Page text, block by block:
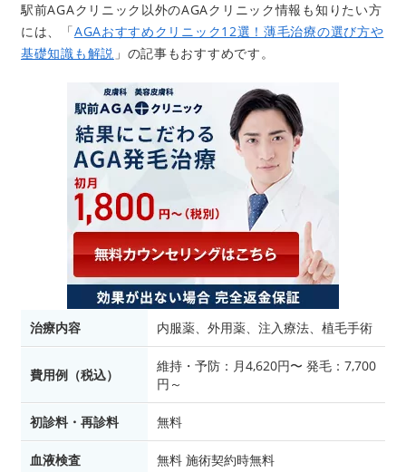
駅前AGAクリニック以外のAGAクリニック情報も知りたい方
には、「AGAおすすめクリニック12選！薄毛治療の選び方や
基礎知識も解説 」の記事もおすすめです。
治療内容 内服薬、外用薬、注入療法、植毛手術
費用例（税込）
維持・予防：月4,620円〜 発毛：7,700
円～
初診料・再診料 無料
血液検査 無料 施術契約時無料